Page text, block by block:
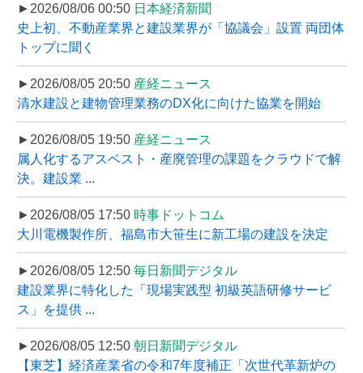
►2026/08/06 00:50 日本経済新聞
史上初、不動産業界と建設業界が「協議会」設置 両団体
トップに聞く
►2026/08/05 20:50 産経ニュース
清水建設と建物管理業務のDX化に向けた協業を開始
►2026/08/05 19:50 産経ニュース
属人化するアスベスト・産廃管理の課題をクラウドで解
決。建設業 ...
►2026/08/05 17:50 時事ドットコム
大川電機製作所、福島市大笹生に新工場の建設を決定
►2026/08/05 12:50 毎日新聞デジタル
建設業界に特化した「現場実践型 初級英語研修サービ
ス」を提供 ...
►2026/08/05 12:50 朝日新聞デジタル
【東芝】経済産業省の令和7年度補正「次世代革新炉の